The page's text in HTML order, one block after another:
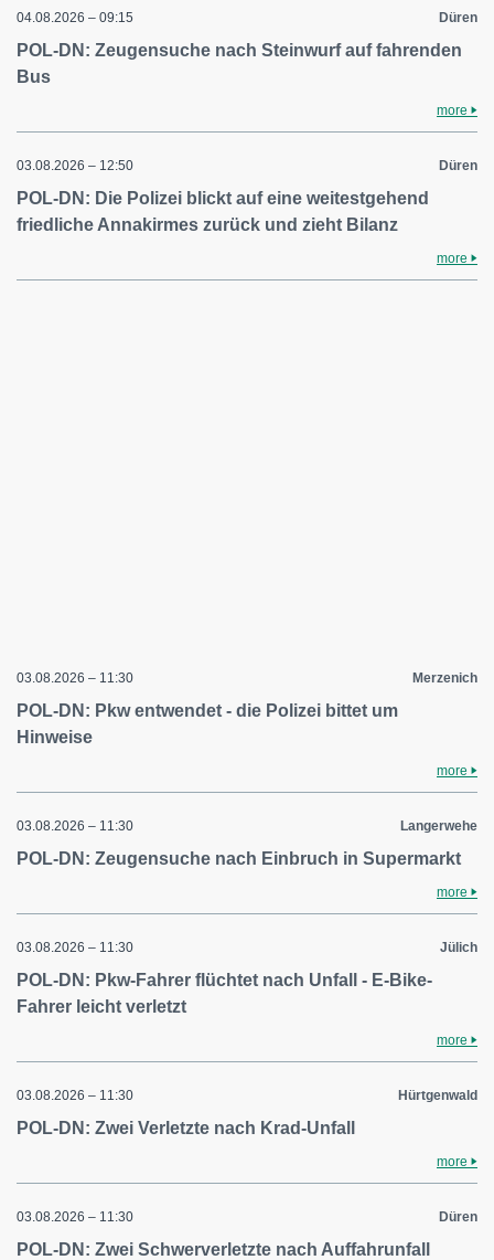
04.08.2026 – 09:15 Düren
POL-DN: Zeugensuche nach Steinwurf auf fahrenden
Bus
more
03.08.2026 – 12:50 Düren
POL-DN: Die Polizei blickt auf eine weitestgehend
friedliche Annakirmes zurück und zieht Bilanz
more
03.08.2026 – 11:30 Merzenich
POL-DN: Pkw entwendet - die Polizei bittet um
Hinweise
more
03.08.2026 – 11:30 Langerwehe
POL-DN: Zeugensuche nach Einbruch in Supermarkt
more
03.08.2026 – 11:30 Jülich
POL-DN: Pkw-Fahrer flüchtet nach Unfall - E-Bike-
Fahrer leicht verletzt
more
03.08.2026 – 11:30 Hürtgenwald
POL-DN: Zwei Verletzte nach Krad-Unfall
more
03.08.2026 – 11:30 Düren
POL-DN: Zwei Schwerverletzte nach Auffahrunfall